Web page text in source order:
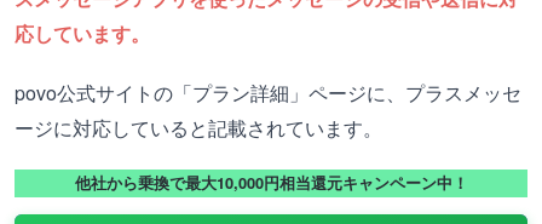
応しています。
povo公式サイトの「プラン詳細」ページに、プラスメッセ
ージに対応していると記載されています。
他社から乗換で最大10,000円相当還元キャンペーン中！